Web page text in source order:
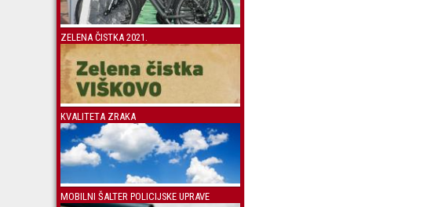
ZELENA ČISTKA 2021.
KVALITETA ZRAKA
MOBILNI ŠALTER POLICIJSKE UPRAVE